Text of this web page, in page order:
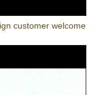
customer welcome